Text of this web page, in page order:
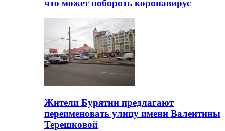
что может побороть коронавирус
Жители Бурятии предлагают
переименовать улицу имени Валентины
Терешковой